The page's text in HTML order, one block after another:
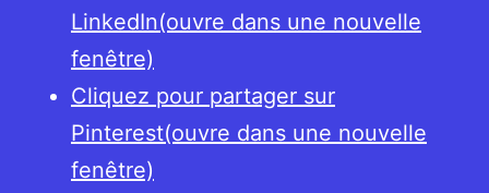
LinkedIn(ouvre dans une nouvelle
fenêtre)
Cliquez pour partager sur
Pinterest(ouvre dans une nouvelle
fenêtre)